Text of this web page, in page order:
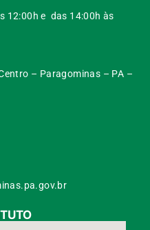
12:00h e das 14:00h às
– Paragominas – PA –